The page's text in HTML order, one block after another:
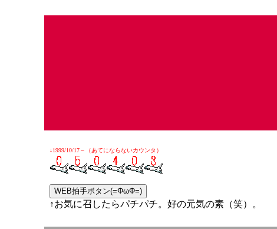
↓1999/10/17～（あてにならないカウンタ）
↑お気に召したらパチパチ。好の元気の素（笑）。